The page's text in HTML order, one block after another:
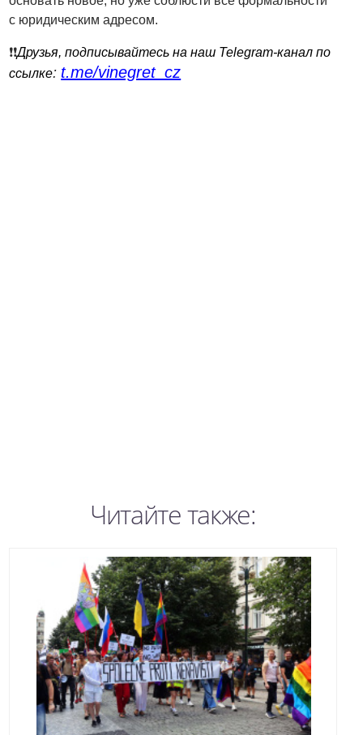
с юридическим адресом.
❗️❗️Друзья, подписывайтесь на наш Telegram-канал по
ссылке: t.me/vinegret_cz
Читайте также: